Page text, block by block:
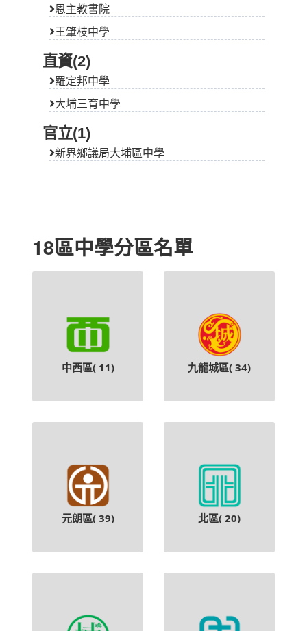
恩主教書院
王肇枝中學
直資(2)
羅定邦中學
大埔三育中學
官立(1)
新界鄉議局大埔區中學
18區中學分區名單
中西區( 11) 九龍城區( 34)
元朗區( 39) 北區( 20)